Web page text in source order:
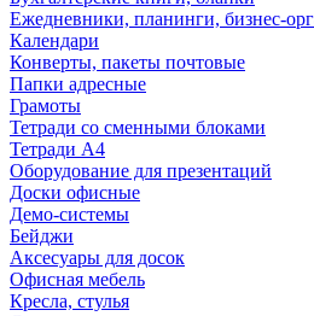
Ежедневники, планинги, бизнес-
Календари
Конверты, пакеты почтовые
Папки адресные
Грамоты
Тетради со сменными блоками
Тетради А4
Оборудование для презентаций
Доски офисные
Демо-системы
Бейджи
Аксесуары для досок
Офисная мебель
Кресла, стулья